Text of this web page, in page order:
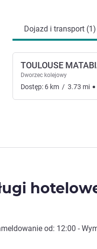
Dojazd i transport (1)
TOULOUSE
Dworzec kolejowy
Dostęp: 6 km / 3.73 mi
od: 12:00 -